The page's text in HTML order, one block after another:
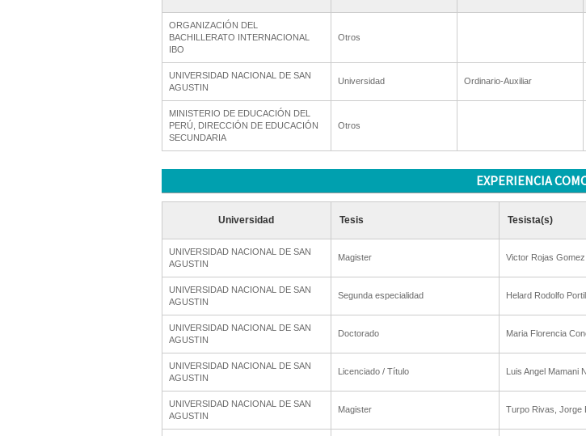
ORGANIZACIÓN DEL
BACHILLERATO INTERNACIONAL
IBO
Otros
UNIVERSIDAD NACIONAL DE SAN
AGUSTIN
Universidad Ordinario-Auxiliar
MINISTERIO DE EDUCACIÓN DEL
PERÚ, DIRECCIÓN DE EDUCACIÓN
SECUNDARIA
Otros
EXPERIENCIA
Universidad Tesis Tesista(s)
UNIVERSIDAD NACIONAL DE SAN
AGUSTIN
Magister Victor Rojas Gomez
UNIVERSIDAD NACIONAL DE SAN
AGUSTIN
Segunda especialidad Helard Rodolfo
UNIVERSIDAD NACIONAL DE SAN
AGUSTIN
Doctorado Maria Florencia
UNIVERSIDAD NACIONAL DE SAN
AGUSTIN
Licenciado / Título Luis Angel Mamani
UNIVERSIDAD NACIONAL DE SAN
AGUSTIN
Magister Turpo Rivas, Jorge